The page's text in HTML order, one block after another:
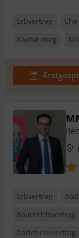
Erbvertrag
Kaufvertrag
Erbvertrag AGB
Baurechtsvertrag
Darlehensvertrag